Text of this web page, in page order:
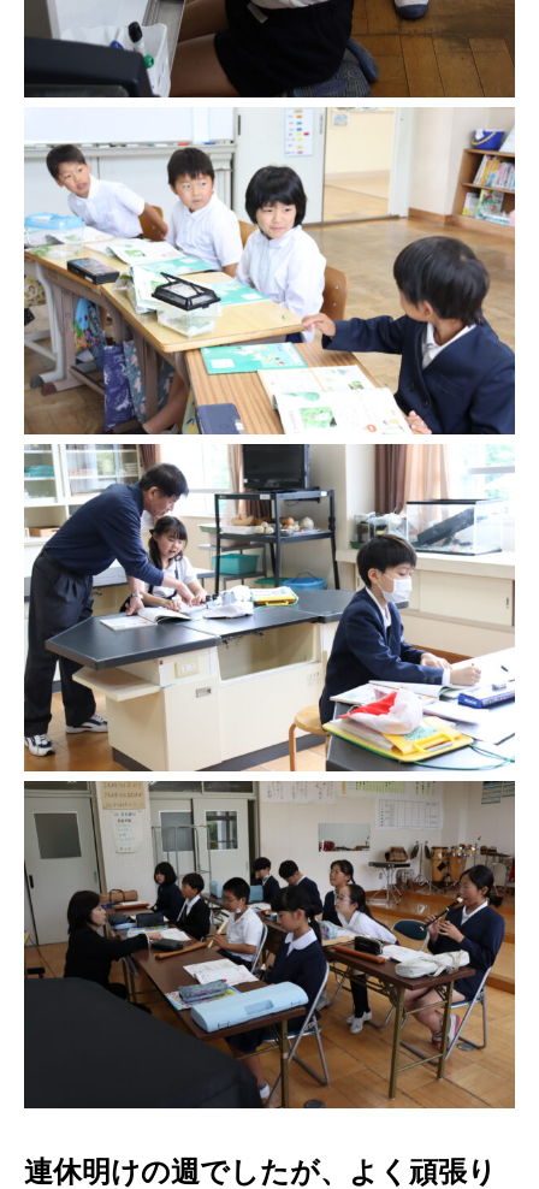
連休明けの週でしたが、よく頑張り